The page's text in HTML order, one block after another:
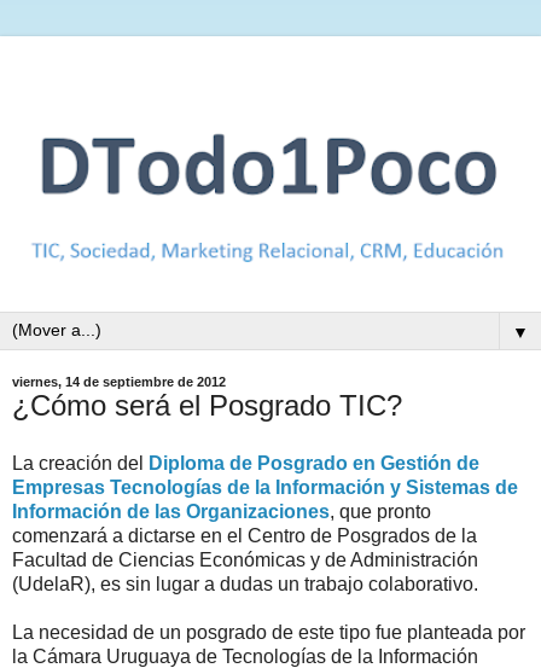
▼
viernes, 14 de septiembre de 2012
¿Cómo será el Posgrado TIC?
La creación del
Diploma de Posgrado en Gestión de
Empresas Tecnologías de la Información y Sistemas de
Información de las Organizaciones, que pronto
comenzará a dictarse en el Centro de Posgrados de la
Facultad de Ciencias Económicas y de Administración
(UdelaR), es sin lugar a dudas un trabajo colaborativo.
La necesidad de un posgrado de este tipo fue planteada por
la Cámara Uruguaya de Tecnologías de la Información